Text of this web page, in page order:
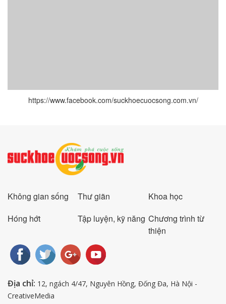
https://www.facebook.com/suckhoecuocsong.com.vn/
Không gian sống Thư giãn
Khoa học
Hóng hớt
Tập luyện, kỹ năng Chương trình từ
thiện
Địa chỉ: 12, ngách 4/47, Nguyên Hồng, Đống Đa, Hà Nội -
CreativeMedia